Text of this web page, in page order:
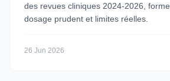
des revues cliniques 2024-2026,
dosage prudent et limites réelles.
26 Jun 2026